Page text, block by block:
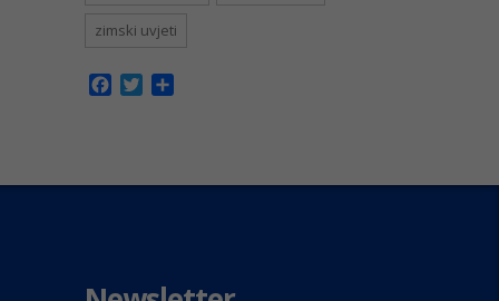
zimski uvjeti
Facebook
Twitter